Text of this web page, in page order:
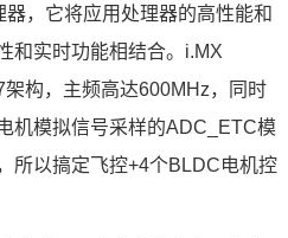
，它将应用处理器的高性能和
和实时功能相结合。i.MX
构，主频高达600MHz，同时
机模拟信号采样的ADC_
ETC模
所以搞定飞控+4个BLDC电机控